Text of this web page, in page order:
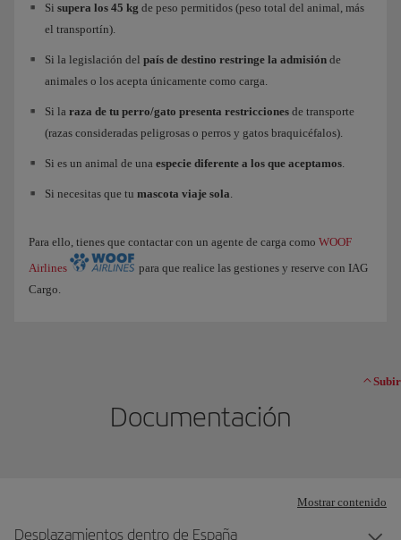
Si supera los 45 kg de peso permitidos (peso total del animal, más
el transportín).
Si la legislación del país de destino restringe la admisión de
animales o los acepta únicamente como carga.
Si la raza de tu perro/gato presenta restricciones de transporte
(razas consideradas peligrosas o perros y gatos braquicéfalos).
Si es un animal de una especie diferente a los que aceptamos.
Si necesitas que tu mascota viaje sola.
Para ello, tienes que contactar con un agente de carga como WOOF
Airlines
para que realice las gestiones y reserve con IAG
Cargo.
Subir
Documentación
Mostrar contenido
Desplazamientos dentro de España